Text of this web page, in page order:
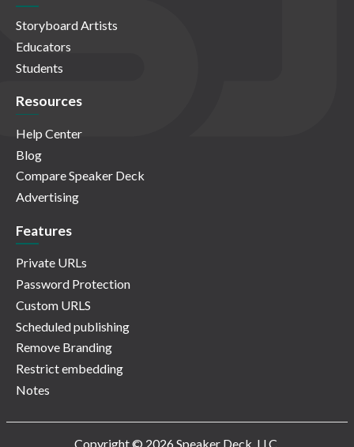
Storyboard Artists
Educators
Students
Resources
Help Center
Blog
Compare Speaker Deck
Advertising
Features
Private URLs
Password Protection
Custom URLS
Scheduled publishing
Remove Branding
Restrict embedding
Notes
Copyright © 2026 Speaker Deck, LLC.